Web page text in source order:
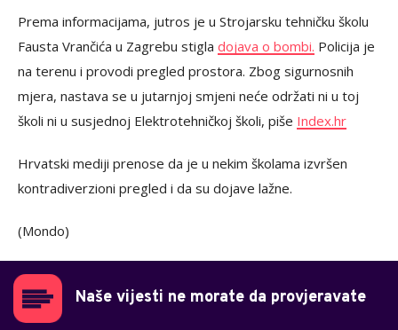
Prema informacijama, jutros je u Strojarsku tehničku školu
Fausta Vrančića u Zagrebu stigla dojava o bombi. Policija je
na terenu i provodi pregled prostora. Zbog sigurnosnih
mjera, nastava se u jutarnjoj smjeni neće održati ni u toj
školi ni u susjednoj Elektrotehničkoj školi, piše Index.hr
Hrvatski mediji prenose da je u nekim školama izvršen
kontradiverzioni pregled i da su dojave lažne.
(Mondo)
Naše vijesti ne morate da provjeravate